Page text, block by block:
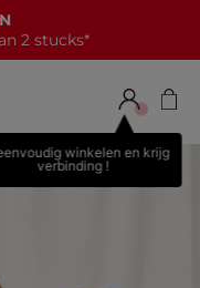
2 stucks*
winkelen en krijg
verbinding !